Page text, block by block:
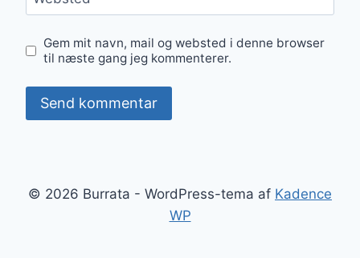
Gem mit navn, mail og websted i denne browser
til næste gang jeg kommenterer.
© 2026 Burrata - WordPress-tema af Kadence
WP